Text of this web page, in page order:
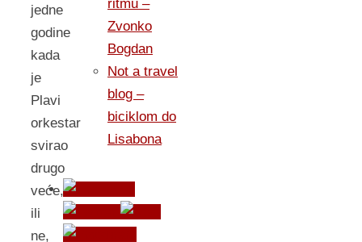
jedne
godine
kada
je
Plavi
orkestar
svirao
drugo
veće,
ili
ne,
ritmu –
Zvonko
Bogdan
Not a travel
blog –
biciklom do
Lisabona